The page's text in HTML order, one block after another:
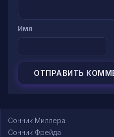
Имя
Сонник Миллера
Сонник Фрейда